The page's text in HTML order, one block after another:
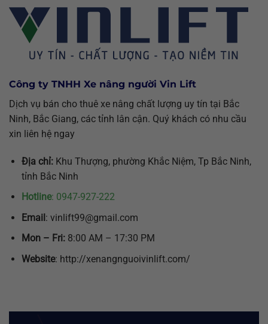
Công ty TNHH Xe nâng người Vin Lift
Dịch vụ bán cho thuê xe nâng chất lượng uy tín tại Bắc
Ninh, Bắc Giang, các tỉnh lân cận. Quý khách có nhu cầu
xin liên hệ ngay
Địa chỉ: Khu Thượng, phường Khắc Niệm, Tp Bắc Ninh,
tỉnh Bắc Ninh
Hotline: 0947-927-222
Email: vinlift99@gmail.com
Mon – Fri:8:00 AM – 17:30 PM
Website: http://xenangnguoivinlift.com/